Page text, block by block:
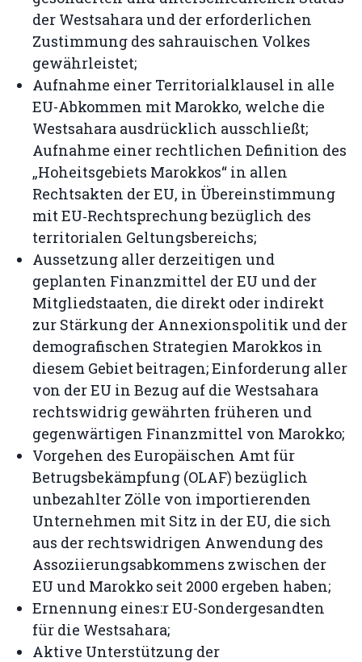
der Westsahara und der erforderlichen
Zustimmung des sahrauischen Volkes
gewährleistet;
Aufnahme einer Territorialklausel in alle
EU-Abkommen mit Marokko, welche die
Westsahara ausdrücklich ausschließt;
Aufnahme einer rechtlichen Definition des
„Hoheitsgebiets Marokkos“ in allen
Rechtsakten der EU, in Übereinstimmung
mit EU‑Rechtsprechung bezüglich des
territorialen Geltungsbereichs;
Aussetzung aller derzeitigen und
geplanten Finanzmittel der EU und der
Mitgliedstaaten, die direkt oder indirekt
zur Stärkung der Annexionspolitik und der
demografischen Strategien Marokkos in
diesem Gebiet beitragen; Einforderung aller
von der EU in Bezug auf die Westsahara
rechtswidrig gewährten früheren und
gegenwärtigen Finanzmittel von Marokko;
Vorgehen des Europäischen Amt für
Betrugsbekämpfung (OLAF) bezüglich
unbezahlter Zölle von importierenden
Unternehmen mit Sitz in der EU, die sich
aus der rechtswidrigen Anwendung des
Assoziierungsabkommens zwischen der
EU und Marokko seit 2000 ergeben haben;
Ernennung eines:r EU-Sondergesandten
für die Westsahara;
Aktive Unterstützung der